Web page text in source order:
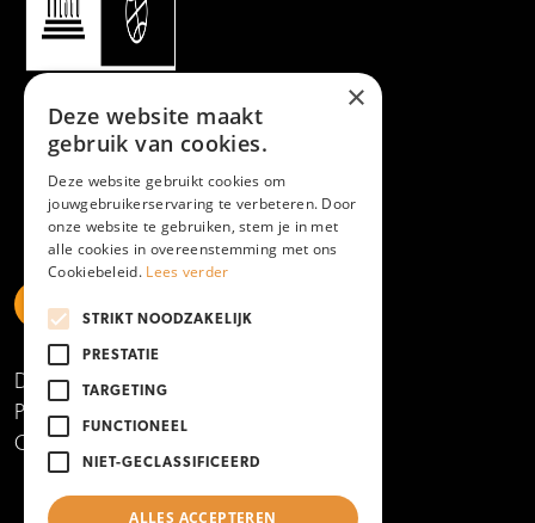
https://www.linkedin.com/school/mboamersfoort
https://www.instagram.com/mboamersfoort/
https://www.facebook.com/MBOAmersfoort
Disclaimer
Privacy- en cookieverklaring
Copyright 2025
×
Deze website maakt
gebruik van cookies.
Deze website gebruikt cookies om
jouwgebruikerservaring te verbeteren. Door
onze website te gebruiken, stem je in met
alle cookies in overeenstemming met ons
Cookiebeleid. Lees verder
STRIKT NOODZAKELIJK
PRESTATIE
TARGETING
FUNCTIONEEL
NIET-GECLASSIFICEERD
ALLES ACCEPTEREN